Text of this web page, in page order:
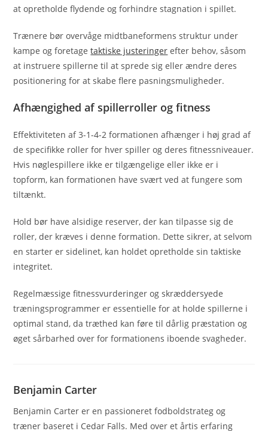
at opretholde flydende og forhindre stagnation i spillet.
Trænere bør overvåge midtbaneformens struktur under
kampe og foretagetaktiske justeringer efter behov, såsom
at instruere spillerne til at sprede sig eller ændre deres
positionering for at skabe flere pasningsmuligheder.
Afhængighed af spillerroller og fitness
Effektiviteten af 3-1-4-2 formationen afhænger i høj grad af
de specifikke roller for hver spiller og deres fitnessniveauer.
Hvis nøglespillere ikke er tilgængelige eller ikke er i
topform, kan formationen have svært ved at fungere som
tiltænkt.
Hold bør have alsidige reserver, der kan tilpasse sig de
roller, der kræves i denne formation. Dette sikrer, at selvom
en starter er sidelinet, kan holdet opretholde sin taktiske
integritet.
Regelmæssige fitnessvurderinger og skræddersyede
træningsprogrammer er essentielle for at holde spillerne i
optimal stand, da træthed kan føre til dårlig præstation og
øget sårbarhed over for formationens iboende svagheder.
Benjamin Carter
Benjamin Carter er en passioneret fodboldstrateg og
træner baseret i Cedar Falls. Med over et årtis erfaring